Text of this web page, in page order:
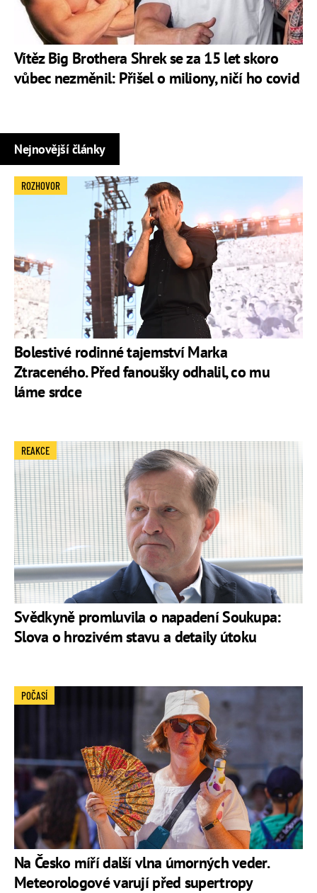
Vítěz Big Brothera Shrek se za 15 let skoro
vůbec nezměnil: Přišel o miliony, ničí ho covid
Nejnovější články
Bolestivé rodinné tajemství Marka
Ztraceného. Před fanoušky odhalil, co mu
láme srdce
ROZHOVOR
Svědkyně promluvila o napadení Soukupa:
Slova o hrozivém stavu a detaily útoku
REAKCE
Na Česko míří další vlna úmorných veder.
Meteorologové varují před supertropy
POČASÍ